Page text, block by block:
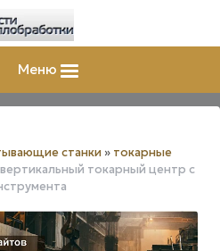
Меню
станки » токарные
токарный центр с